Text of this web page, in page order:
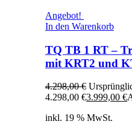
Angebot!
In den Warenkorb
TQ TB 1 RT –
mit KRT2 und
4.298,00€
4.298,00 €3.999,00 €
inkl. 19 % MwSt.